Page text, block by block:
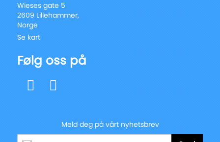
Wieses gate 5
2609 Lillehammer,
Norge
Se kart
Følg oss på
Meld deg på vårt nyhetsbrev
Registrer